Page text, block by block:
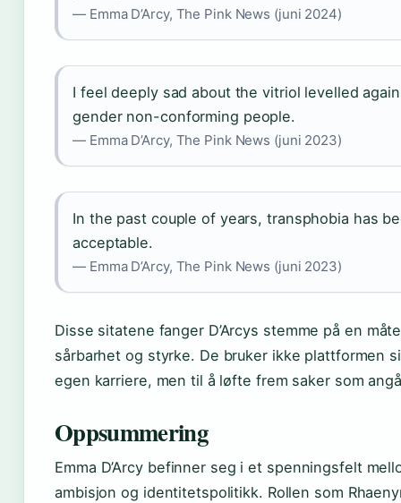
— Emma D’Arcy, The Pink News (juni 2024)
I feel deeply sad about the vitriol levelled
gender non-conforming people.
— Emma D’Arcy, The Pink News (juni 2023)
In the past couple of years, transphobia has
acceptable.
— Emma D’Arcy, The Pink News (juni 2023)
Disse sitatene fanger D’Arcys stemme på en
sårbarhet og styrke. De bruker ikke plattformen
egen karriere, men til å løfte frem saker som
Oppsummering
Emma D’Arcy befinner seg i et spenningsfelt
ambisjon og identitetspolitikk. Rollen som